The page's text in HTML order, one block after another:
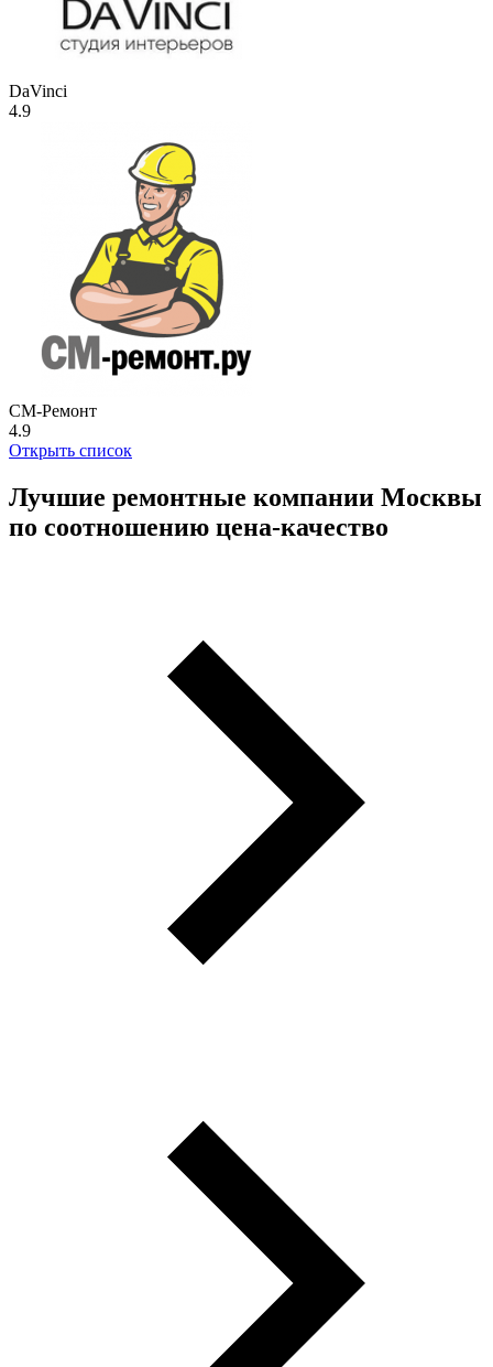
DaVinci
4.9
СМ-Ремонт
4.9
Открыть список
Лучшие ремонтные компании Москвы
по соотношению цена-качество